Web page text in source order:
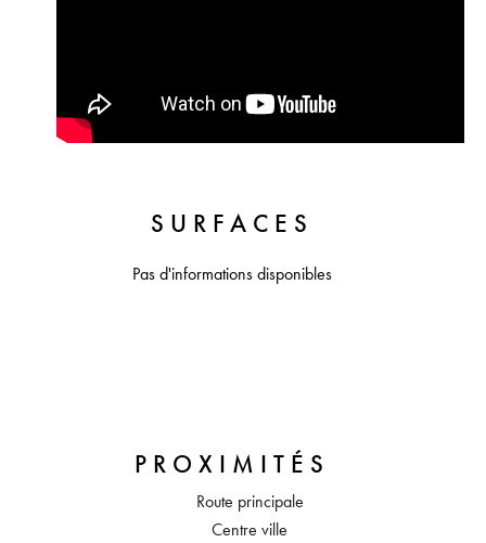
SURFACES
Pas d'informations disponibles
PROXIMITÉS
Route principale
Centre ville